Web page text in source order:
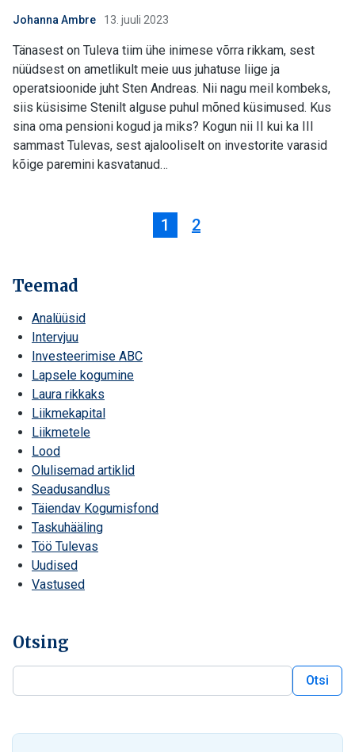
Johanna Ambre 13. juuli 2023
Tänasest on Tuleva tiim ühe inimese võrra rikkam, sest
nüüdsest on ametlikult meie uus juhatuse liige ja
operatsioonide juht Sten Andreas. Nii nagu meil kombeks,
siis küsisime Stenilt alguse puhul mõned küsimused. Kus
sina oma pensioni kogud ja miks? Kogun nii II kui ka III
sammast Tulevas, sest ajalooliselt on investorite varasid
kõige paremini kasvatanud…
1 2
Teemad
Analüüsid
Intervjuu
Investeerimise ABC
Lapsele kogumine
Laura rikkaks
Liikmekapital
Liikmetele
Lood
Olulisemad artiklid
Seadusandlus
Täiendav Kogumisfond
Taskuhääling
Töö Tulevas
Uudised
Vastused
Otsing
Otsi blogist
Otsi